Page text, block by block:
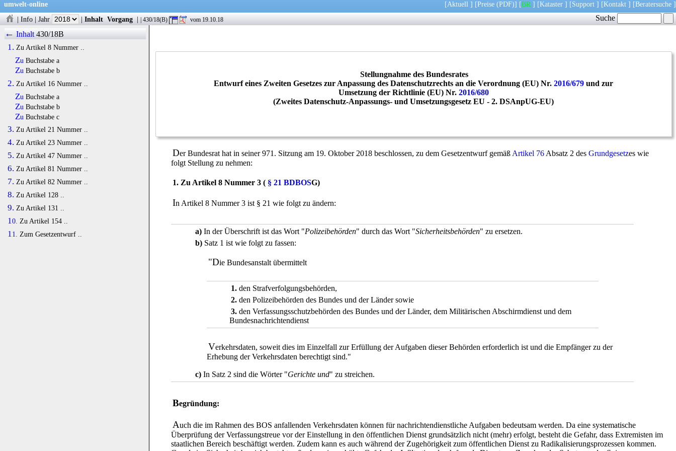
umwelt-online [Aktuell ] [Preise (PDF)] [BR ] [Kataster ] [Support ] [Kontakt ] [Beratersuche ]
| Info | Jahr | Inhalt Vorgang | | 430/18(B) vom 19.10.18
Stellungnahme des Bundesrates
Entwurf eines Zweiten Gesetzes zur Anpassung des Datenschutzrechts an die Verordnung (EU) Nr.2016/679 und zur
Umsetzung der Richtlinie (EU) Nr. 2016/680
(Zweites Datenschutz-Anpassungs- und Umsetzungsgesetz EU - 2. DSAnpUG-EU)
Der Bundesrat hat in seiner 971. Sitzung am 19. Oktober 2018 beschlossen, zu dem Gesetzentwurf gemäß Artikel 76 Absatz 2 desGrundgesetzes wie
folgt Stellung zu nehmen:
1. Zu Artikel 8 Nummer 3 ( § 21 BDBOSG)
In Artikel 8 Nummer 3 ist § 21 wie folgt zu ändern:
a) In der Überschrift ist das Wort "Polizeibehörden" durch das Wort "Sicherheitsbehörden" zu ersetzen.
b) Satz 1 ist wie folgt zu fassen:
"Die Bundesanstalt übermittelt
1. den Strafverfolgungsbehörden,
2. den Polizeibehörden des Bundes und der Länder sowie
3. den Verfassungsschutzbehörden des Bundes und der Länder, dem Militärischen Abschirmdienst und dem
Bundesnachrichtendienst
Verkehrsdaten, soweit dies im Einzelfall zur Erfüllung der Aufgaben dieser Behörden erforderlich ist und die Empfänger zu der
Erhebung der Verkehrsdaten berechtigt sind."
c) In Satz 2 sind die Wörter "Gerichte und" zu streichen.
Begründung:
Auch die im Rahmen des BOS anfallenden Verkehrsdaten können für nachrichtendienstliche Aufgaben bedeutsam werden. Da eine systematische
Überprüfung der Verfassungstreue vor der Einstellung in den öffentlichen Dienst grundsätzlich nicht (mehr) erfolgt, besteht die Gefahr, dass Extremisten im
staatlichen Bereich beschäftigt werden. Zudem kann es auch während der Zugehörigkeit zum öffentlichen Dienst zu Radikalisierungsprozessen kommen.
← Inhalt 430/18B
1. Zu Artikel 8 Nummer ..
Zu Buchstabe a
Zu Buchstabe b
2. Zu Artikel 16 Nummer ..
Zu Buchstabe a
Zu Buchstabe b
Zu Buchstabe c
3. Zu Artikel 21 Nummer ..
4. Zu Artikel 23 Nummer ..
5. Zu Artikel 47 Nummer ..
6. Zu Artikel 81 Nummer ..
7. Zu Artikel 82 Nummer ..
8. Zu Artikel 128 ..
9. Zu Artikel 131 ..
10. Zu Artikel 154 ..
11.
Zum Gesetzentwurf ..
Suche